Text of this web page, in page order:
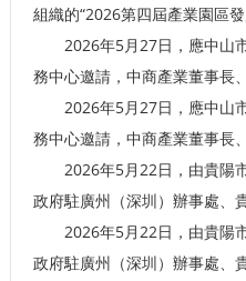
組織的“2026第四屆產業園區
2026年5月27日，應中山
務中心邀請，中商產業董事長
2026年5月27日，應中山
務中心邀請，中商產業董事長
2026年5月22日，由貴陽
政府駐廣州（深圳）辦事處、
2026年5月22日，由貴陽
政府駐廣州（深圳）辦事處、